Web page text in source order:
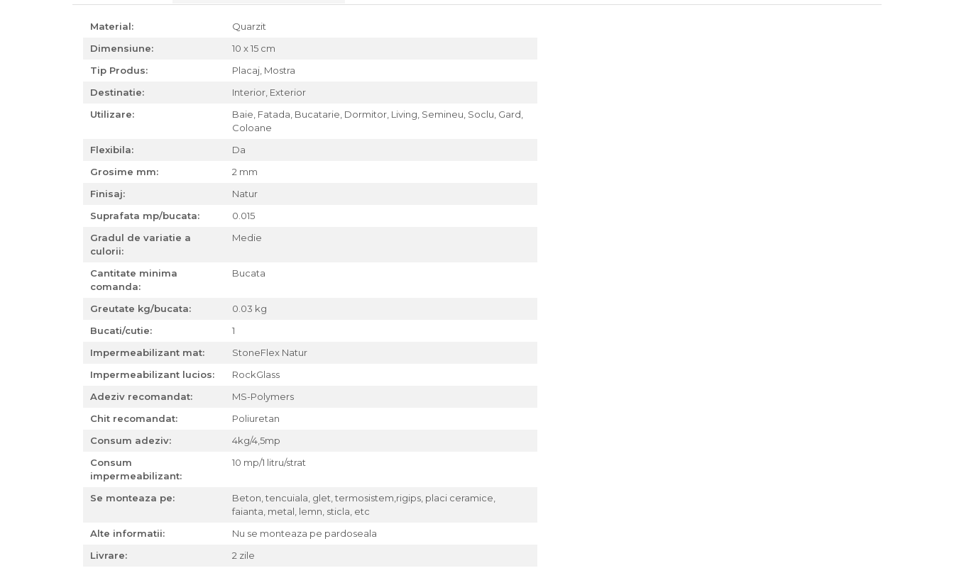
Material:
Quarzit
Dimensiune:
10 x 15 cm
Tip Produs:
Placaj, Mostra
Destinatie:
Interior, Exterior
Utilizare:
Baie, Fatada, Bucatarie, Dormitor, Living, Semineu, Soclu, Gard,
Coloane
Flexibila:
Da
Grosime mm:
2 mm
Finisaj:
Natur
Suprafata mp/bucata:
0.015
Gradul de variatie a
culorii:
Medie
Cantitate minima
comanda:
Bucata
Greutate kg/bucata:
0.03 kg
Bucati/cutie:
1
Impermeabilizant mat:
StoneFlex Natur
Impermeabilizant lucios:
RockGlass
Adeziv recomandat:
MS-Polymers
Chit recomandat:
Poliuretan
Consum adeziv:
4kg/4,5mp
Consum
impermeabilizant:
10 mp/1 litru/strat
Se monteaza pe:
Beton, tencuiala, glet, termosistem,rigips, placi ceramice,
faianta, metal, lemn, sticla, etc
Alte informatii:
Nu se monteaza pe pardoseala
Livrare:
2 zile